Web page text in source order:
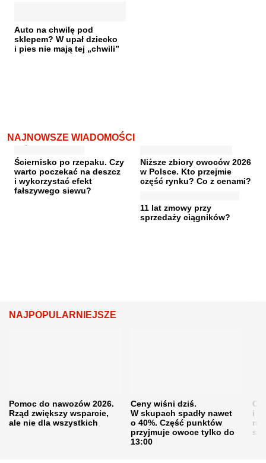
Auto na chwilę pod
sklepem? W upał dziecko
i pies nie mają tej „chwili”
NAJNOWSZE WIADOMOŚCI
Ściernisko po rzepaku. Czy
warto poczekać na deszcz
i wykorzystać efekt
fałszywego siewu?
Niższe zbiory owoców 2026
w Polsce. Kto przejmie
część rynku? Co z cenami?
11 lat zmowy przy
sprzedaży ciągników?
NAJPOPULARNIEJSZE
Pomoc do nawozów 2026.
Rząd zwiększy wsparcie,
ale nie dla wszystkich
Ceny wiśni dziś.
W skupach spadły nawet
o 40%. Część punktów
przyjmuje owoce tylko do
13:00
i